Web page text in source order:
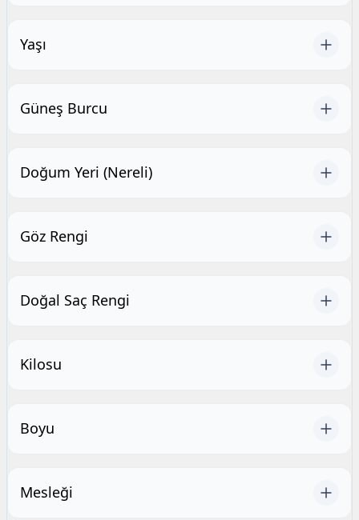
Yaşı
Güneş Burcu
Doğum Yeri (Nereli)
Göz Rengi
Doğal Saç Rengi
Kilosu
Boyu
Mesleği